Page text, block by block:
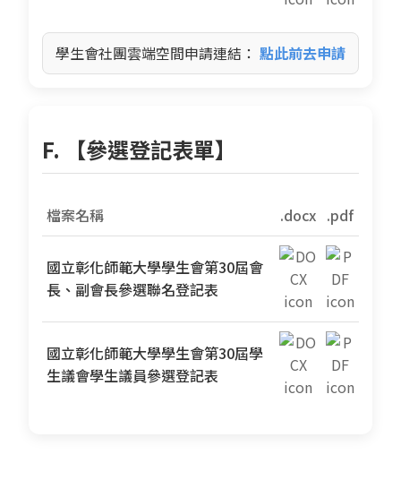
學生會社團雲端空間申請連結： 點此前去申請
F. 【參選登記表單】
檔案名稱 .docx .pdf
國立彰化師範大學學生會第30屆會
長、副會長參選聯名登記表
國立彰化師範大學學生會第30屆學
生議會學生議員參選登記表